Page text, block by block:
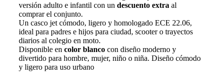
versión adulto e infantil con un descuento extra al
comprar el conjunto.
Un casco jet cómodo, ligero y homologado ECE 22.06,
ideal para padres e hijos para ciudad, scooter o trayectos
diarios al colegio en moto.
Disponible en color blanco con diseño moderno y
divertido para hombre, mujer, niño o niña. Diseño cómodo
y ligero para uso urbano